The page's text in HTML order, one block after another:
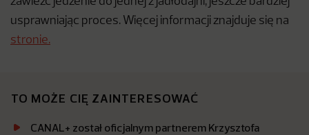
usprawniając proces. Więcej informacji znajduje się na
stronie.
TO MOŻE CIĘ ZAINTERESOWAĆ
CANAL+ został oficjalnym partnerem Krzysztofa